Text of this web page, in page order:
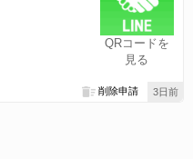
QRコードを
見る
3日前
削除申請